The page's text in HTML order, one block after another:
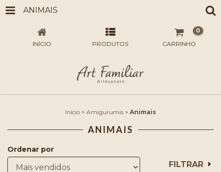
ANIMAIS
INÍCIO PRODUTOS CARRINHO
0
Início > Amigurumis > Animais
ANIMAIS
Ordenar por
FILTRAR